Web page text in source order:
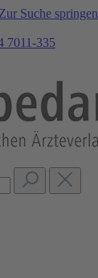
Zur Suche springen
7011-335